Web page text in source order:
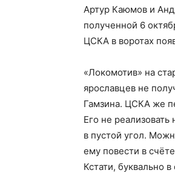
Артур Каюмов и
полученной 6
ЦСКА в воротах
«Локомотив» на
ярославцев не
Гамзина. ЦСКА же
Его не
в пустой угол.
ему повести в
Кстати, буквально